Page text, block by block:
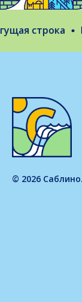
строка
© 2026